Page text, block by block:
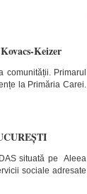
Keizer
comunității. Primarul
la Primăria Carei.
situată pe Aleea
sociale adresate